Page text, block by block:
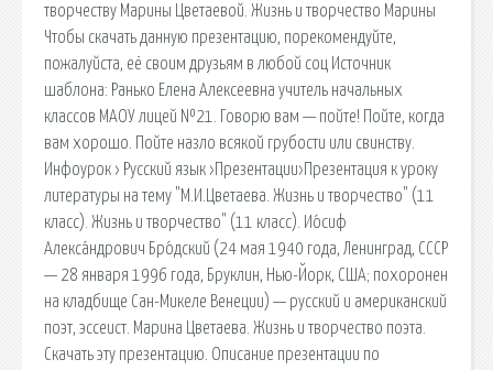
творчеству Марины Цветаевой. Жизнь и творчество Марины
Чтобы скачать данную презентацию, порекомендуйте,
пожалуйста, её своим друзьям в любой соц Источник
шаблона: Ранько Елена Алексеевна учитель начальных
классов МАОУ лицей №21. Говорю вам — пойте! Пойте, когда
вам хорошо. Пойте назло всякой грубости или свинству.
Инфоурок › Русский язык ›Презентации›Презентация к уроку
литературы на тему "М.И.Цветаева. Жизнь и творчество" (11
класс). Жизнь и творчество" (11 класс). Ио́сиф
Алекса́ндрович Бро́дский (24 мая 1940 года, Ленинград, СССР
— 28 января 1996 года, Бруклин, Нью-Йорк, США; похоронен
на кладбище Сан-Микеле Венеции) — русский и американский
поэт, эссеист. Марина Цветаева. Жизнь и творчество поэта.
Скачать эту презентацию. Описание презентации по